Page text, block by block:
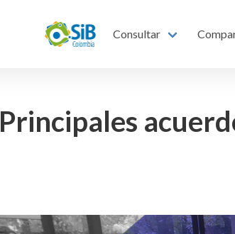
Consultar
Principales